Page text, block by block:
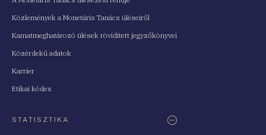
Közlemények a Monetáris Tanács üléseiről
Kamatmeghatározó ülések rövidített jegyzőkönyvei
Közérdekű adatok
Karrier
Etikai kódex
STATISZTIKA